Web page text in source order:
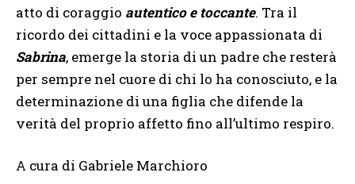
atto di coraggio autentico e toccante. Tra il
ricordo dei cittadini e la voce appassionata di
Sabrina, emerge la storia di un padre che resterà
per sempre nel cuore di chi lo ha conosciuto, e la
determinazione di una figlia che difende la
verità del proprio affetto fino all’ultimo respiro.
A cura di Gabriele Marchioro